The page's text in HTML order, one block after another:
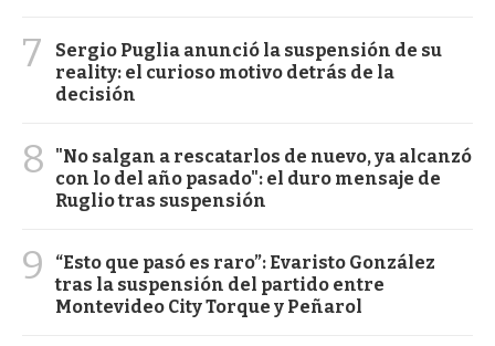
7
Sergio Puglia anunció la suspensión de su
reality: el curioso motivo detrás de la
decisión
8
"No salgan a rescatarlos de nuevo, ya alcanzó
con lo del año pasado": el duro mensaje de
Ruglio tras suspensión
9
“Esto que pasó es raro”: Evaristo González
tras la suspensión del partido entre
Montevideo City Torque y Peñarol